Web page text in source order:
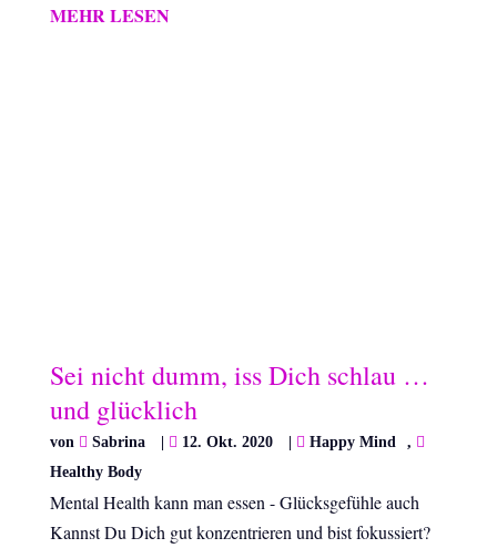
MEHR LESEN
Sei nicht dumm, iss Dich schlau …
und glücklich
von Sabrina 12. Okt. 2020 Happy Mind
,
Healthy Body
Mental Health kann man essen - Glücksgefühle auch
Kannst Du Dich gut konzentrieren und bist fokussiert?